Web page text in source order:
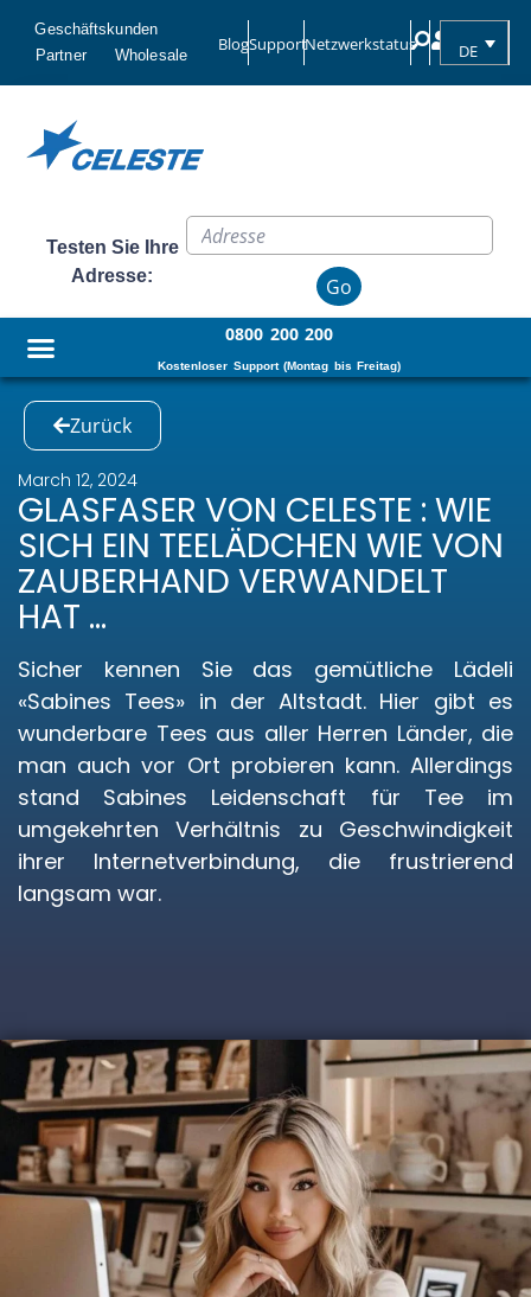
Geschäftskunden
Partner
Wholesale
BlogSupportNetzwerkstatus DE
Testen Sie Ihre
Adresse:
Go
0800 200 200
Kostenloser Support (Montag bis Freitag)
Zurück
March 12, 2024
GLASFASER VON CELESTE : WIE
SICH EIN TEELÄDCHEN WIE VON
ZAUBERHAND VERWANDELT
HAT …
Sicher kennen Sie das gemütliche Lädeli
«Sabines Tees» in der Altstadt. Hier gibt es
wunderbare Tees aus aller Herren Länder, die
man auch vor Ort probieren kann. Allerdings
stand Sabines Leidenschaft für Tee im
umgekehrten Verhältnis zu Geschwindigkeit
ihrer Internetverbindung, die frustrierend
langsam war.